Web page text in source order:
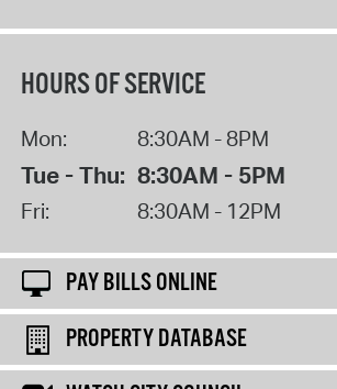
HOURS OF SERVICE
Mon: 8:30AM - 8PM
Tue - Thu: 8:30AM - 5PM
Fri: 8:30AM - 12PM
PAY BILLS ONLINE
PROPERTY DATABASE